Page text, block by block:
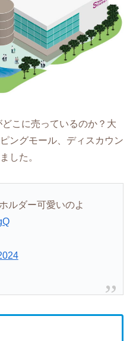
こに売っているのか？大
ングモール、ディスカウン
した。
ルダー可愛いのよ